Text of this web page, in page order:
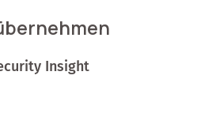
Insight